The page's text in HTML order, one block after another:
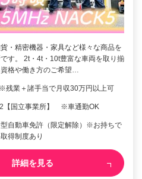
・精密機器・家具など様々な商品を
す。 2t・4t・10t豊富な車両を取り揃
格や働き方のご希望…
業＋諸手当で月収30万円以上可
【国立事業所】 ※車通勤OK
自動車免許（限定解除）※お持ちで
得制度あり
詳細を見る